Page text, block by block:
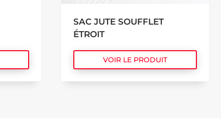
SAC JUTE SOUFFLET
ÉTROIT
VOIR LE PRODUIT